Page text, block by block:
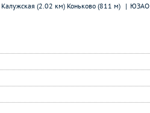
Калужская (2.02 км) Коньково (811 м) ЮЗАО